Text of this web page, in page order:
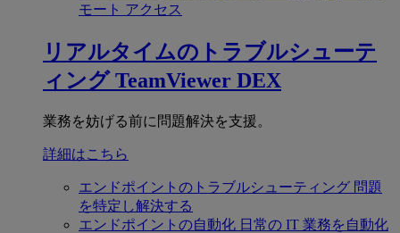
モート アクセス
リアルタイムのトラブルシューテ
ィング TeamViewer DEX
業務を妨げる前に問題解決を支援。
詳細はこちら
エンドポイントのトラブルシューティング 問題
を特定し解決する
エンドポイントの自動化 日常の IT 業務を自動化